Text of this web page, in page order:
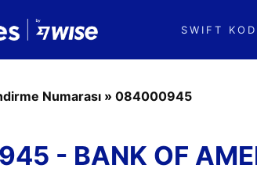
SWIFT
Numarası » 084000945
- BANK OF